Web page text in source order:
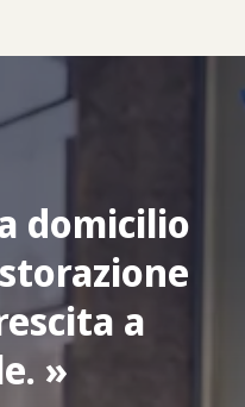
domicilio
a